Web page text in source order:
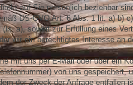
auf Sie persönlich beziehbar
DS-GVO Art. 6 Abs. 1 lit. a) b)
a), soweit zur Erfüllung eines
wir ein berechtigtes Interesse an
mit uns per E-Mail oder über ein
von uns gespeichert,
der Zweck der Anfrage entfallen